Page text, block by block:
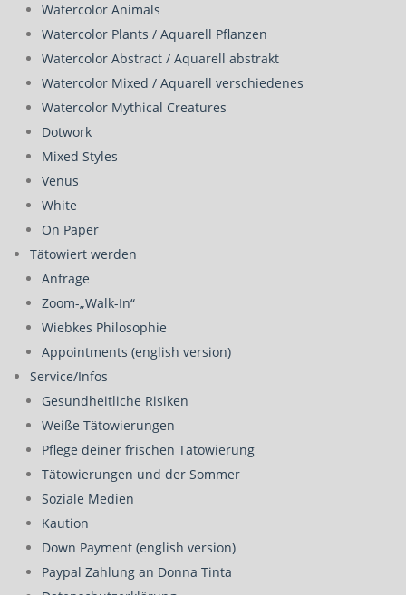
Watercolor Animals
Watercolor Plants / Aquarell Pflanzen
Watercolor Abstract / Aquarell abstrakt
Watercolor Mixed / Aquarell verschiedenes
Watercolor Mythical Creatures
Dotwork
Mixed Styles
Venus
White
On Paper
Tätowiert werden
Anfrage
Zoom-„Walk-In“
Wiebkes Philosophie
Appointments (english version)
Service/Infos
Gesundheitliche Risiken
Weiße Tätowierungen
Pflege deiner frischen Tätowierung
Tätowierungen und der Sommer
Soziale Medien
Kaution
Down Payment (english version)
Paypal Zahlung an Donna Tinta